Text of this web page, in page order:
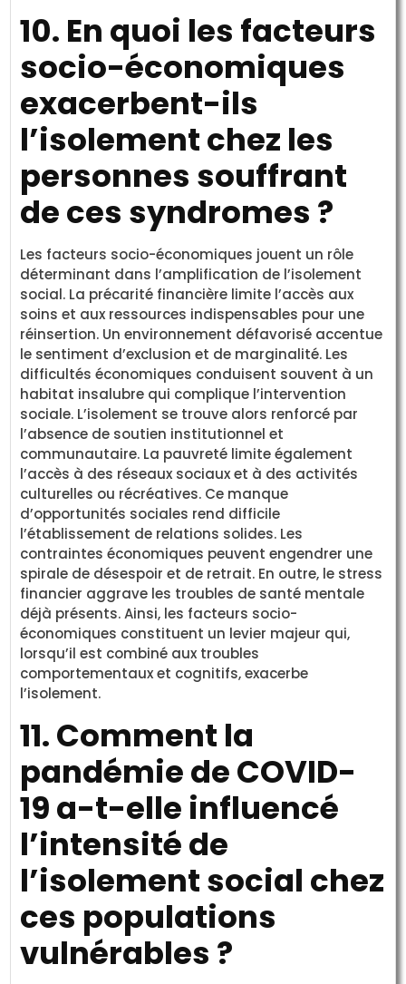
10. En quoi les facteurs
socio-économiques
exacerbent-ils
l’isolement chez les
personnes souffrant
de ces syndromes ?
Les facteurs socio-économiques jouent un rôle
déterminant dans l’amplification de l’isolement
social. La précarité financière limite l’accès aux
soins et aux ressources indispensables pour une
réinsertion. Un environnement défavorisé accentue
le sentiment d’exclusion et de marginalité. Les
difficultés économiques conduisent souvent à un
habitat insalubre qui complique l’intervention
sociale. L’isolement se trouve alors renforcé par
l’absence de soutien institutionnel et
communautaire. La pauvreté limite également
l’accès à des réseaux sociaux et à des activités
culturelles ou récréatives. Ce manque
d’opportunités sociales rend difficile
l’établissement de relations solides. Les
contraintes économiques peuvent engendrer une
spirale de désespoir et de retrait. En outre, le stress
financier aggrave les troubles de santé mentale
déjà présents. Ainsi, les facteurs socio-
économiques constituent un levier majeur qui,
lorsqu’il est combiné aux troubles
comportementaux et cognitifs, exacerbe
l’isolement.
11. Comment la
pandémie de COVID-
19 a-t-elle influencé
l’intensité de
l’isolement social chez
ces populations
vulnérables ?